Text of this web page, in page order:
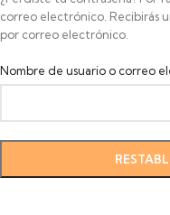
correo electrónico. Recibirás
por correo electrónico.
Nombre de usuario o correo